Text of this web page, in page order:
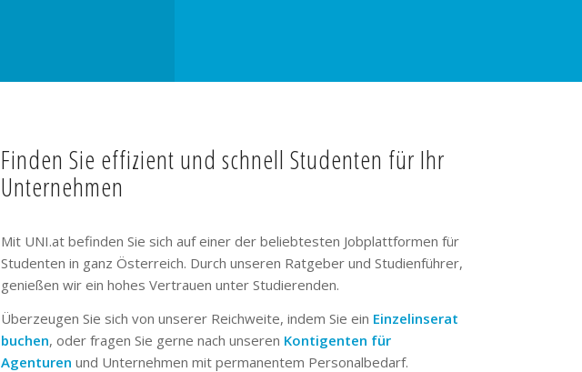
Finden Sie effizient und schnell Studenten für Ihr
Unternehmen
Mit UNI.at befinden Sie sich auf einer der beliebtesten Jobplattformen für
Studenten in ganz Österreich. Durch unseren Ratgeber und Studienführer,
genießen wir ein hohes Vertrauen unter Studierenden.
Überzeugen Sie sich von unserer Reichweite, indem Sie ein Einzelinserat
buchen, oder fragen Sie gerne nach unseren Kontigenten für
Agenturen und Unternehmen mit permanentem Personalbedarf.